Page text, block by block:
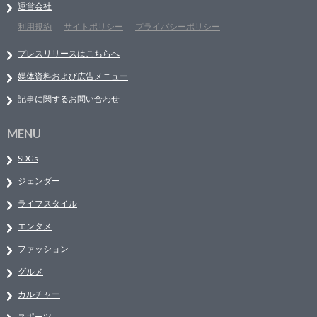
運営会社
利用規約
サイトポリシー プライバシーポリシー
プレスリリースはこちらへ
媒体資料および広告メニュー
記事に関するお問い合わせ
MENU
SDGs
ジェンダー
ライフスタイル
エンタメ
ファッション
グルメ
カルチャー